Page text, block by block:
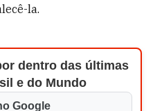
la.
dentro das últimas
e do Mundo
Google